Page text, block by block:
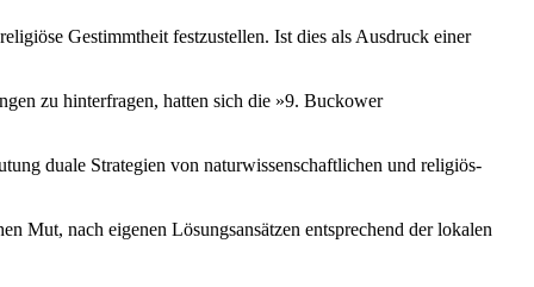
Gestimmtheit festzustellen. Ist dies als Ausdruck einer
zu hinterfragen, hatten sich die »9. Buckower
duale Strategien von naturwissenschaftlichen und religiös-
Mut, nach eigenen Lösungsansätzen entsprechend der lokalen